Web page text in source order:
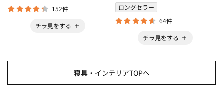
152件
チラ見をする
ロングセラー
64件
チラ見をする
寝具・インテリアTOPへ